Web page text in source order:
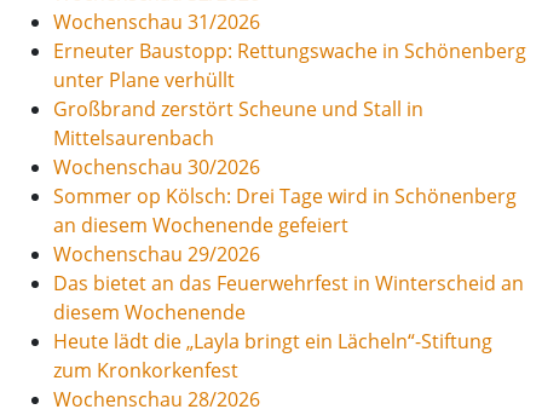
Wochenschau 31/2026
Erneuter Baustopp: Rettungswache in Schönenberg
unter Plane verhüllt
Großbrand zerstört Scheune und Stall in
Mittelsaurenbach
Wochenschau 30/2026
Sommer op Kölsch: Drei Tage wird in Schönenberg
an diesem Wochenende gefeiert
Wochenschau 29/2026
Das bietet an das Feuerwehrfest in Winterscheid an
diesem Wochenende
Heute lädt die „Layla bringt ein Lächeln“-Stiftung
zum Kronkorkenfest
Wochenschau 28/2026